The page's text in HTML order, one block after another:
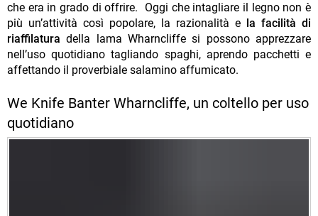
che era in grado di offrire. Oggi che intagliare il legno non è
più un’attività così popolare, la razionalità e
la facilità di
riaffilatura della lama Wharncliffe si possono apprezzare
nell’uso quotidiano tagliando spaghi, aprendo pacchetti e
affettando il proverbiale salamino affumicato.
We Knife Banter Wharncliffe, un coltello per uso
quotidiano